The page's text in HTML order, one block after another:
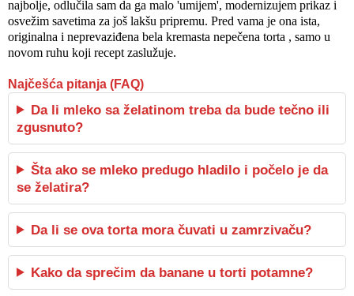
najbolje, odlučila sam da ga malo 'umijem', modernizujem prikaz i
osvežim savetima za još lakšu pripremu. Pred vama je ona ista,
originalna i neprevaziđena bela kremasta nepečena torta , samo u
novom ruhu koji recept zaslužuje.
Najčešća pitanja (FAQ)
Da li mleko sa želatinom treba da bude tečno ili
zgusnuto?
Šta ako se mleko predugo hladilo i počelo je da
se želatira?
Da li se ova torta mora čuvati u zamrzivaču?
Kako da sprečim da banane u torti potamne?